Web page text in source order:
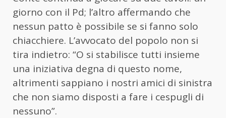
giorno con il Pd; l’altro affermando che
nessun patto è possibile se si fanno solo
chiacchiere. L’avvocato del popolo non si
tira indietro: “O si stabilisce tutti insieme
una iniziativa degna di questo nome,
altrimenti sappiano i nostri amici di sinistra
che non siamo disposti a fare i cespugli di
nessuno”.